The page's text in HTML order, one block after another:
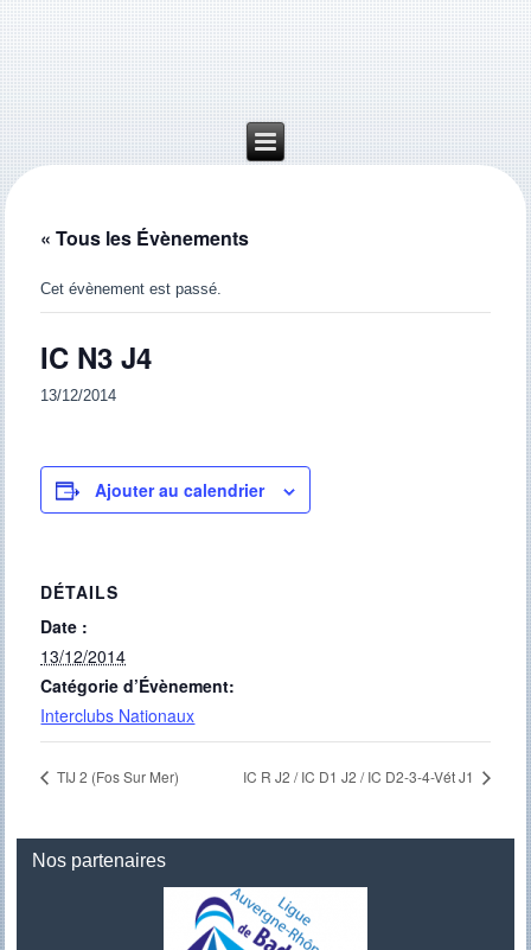
« Tous les Évènements
Cet évènement est passé.
IC N3 J4
13/12/2014
Ajouter au calendrier
DÉTAILS
Date :
13/12/2014
Catégorie d’Évènement:
Interclubs Nationaux
TIJ 2 (Fos Sur Mer) IC R J2 / IC D1 J2 / IC D2-3-4-Vét J1
Nos partenaires